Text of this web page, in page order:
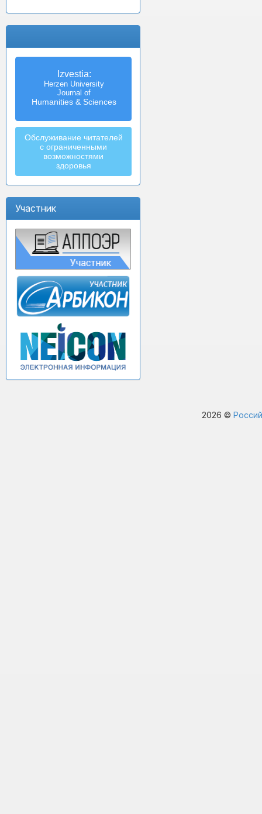
Izvestia:
Herzen University
Journal of
Humanities & Sciences
Обслуживание читателей
с ограниченными
возможностями
здоровья
Участник
2026 ©